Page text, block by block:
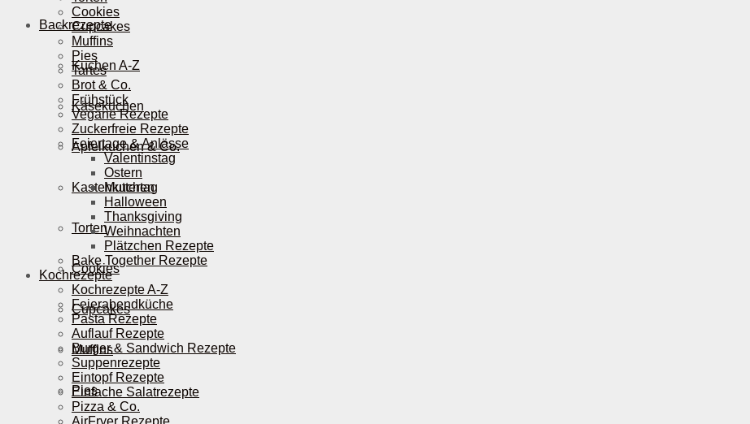
Backrezepte
Kuchen A-Z
Käsekuchen
Apfelkuchen & Co.
Kastenkuchen
Torten
Cookies
Cupcakes
Muffins
Pies
Cookies
Cupcakes
Muffins
Pies
Tartes
Brot & Co.
Frühstück
Vegane Rezepte
Zuckerfreie Rezepte
Feiertage & Anlässe
Valentinstag
Ostern
Muttertag
Halloween
Thanksgiving
Weihnachten
Plätzchen Rezepte
Bake Together Rezepte
Kochrezepte
Kochrezepte A-Z
Feierabendküche
Pasta Rezepte
Auflauf Rezepte
Burger & Sandwich Rezepte
Suppenrezepte
Eintopf Rezepte
Einfache Salatrezepte
Pizza & Co.
AirFryer Rezepte